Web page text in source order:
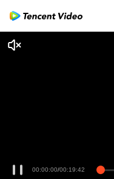
00:00:00/00:19:42